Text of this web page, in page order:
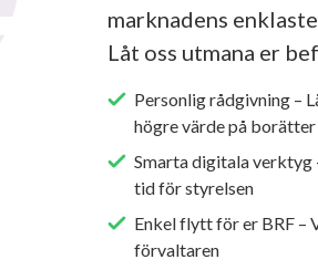
marknadens
Låt oss utmana er
Personlig rådgivning –
högre värde på borätter
Smarta digitala
tid för styrelsen
Enkel flytt för er BRF –
förvaltaren